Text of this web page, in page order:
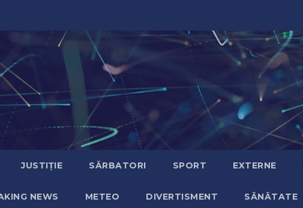
JUSTIȚIE SĂRBATORI SPORT EXTERNE
NEWS METEO DIVERTISMENT SĂNĂTATE